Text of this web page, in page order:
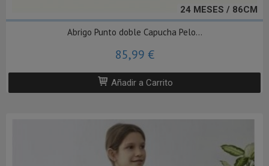
24 MESES / 86CM
Abrigo Punto doble Capucha Pelo...
85,99 €
Añadir a Carrito